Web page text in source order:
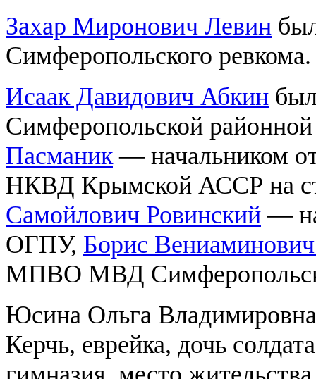
Захар Миронович Левин
Симферопольского ревкома.
Исаак Давидович Абкин
Симферопольской
Пасманик — начальником
НКВД Крымской АССР на
Самойлович Ровинский —
ОГПУ, Борис
МПВО МВД
Юсина Ольга
Керчь, еврейка, дочь